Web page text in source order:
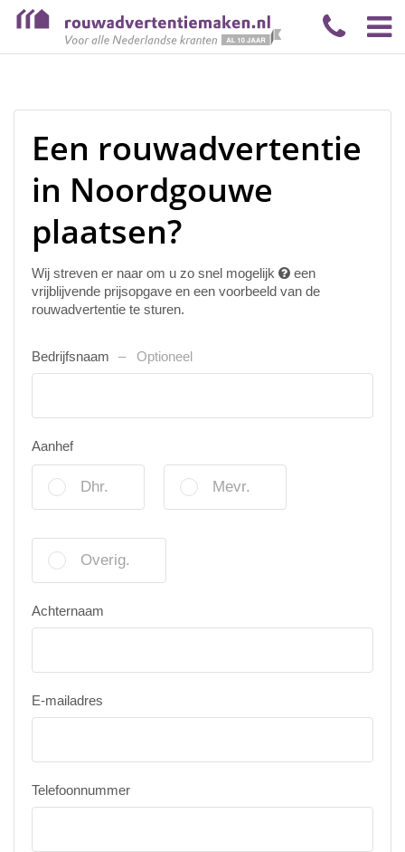
Een rouwadvertentie
in Noordgouwe
plaatsen?
Wij streven er naar om u zo snel mogelijk
een
vrijblijvende prijsopgave en een voorbeeld van de
rouwadvertentie te sturen.
Bedrijfsnaam Optioneel
Aanhef
Dhr. Mevr.
Overig.
Achternaam
E-mailadres
Telefoonnummer